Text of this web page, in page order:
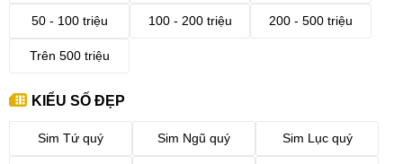
50 - 100 triệu 100 - 200 triệu 200 - 500 triệu
Trên 500 triệu
KIỂU SỐ ĐẸP
Sim Tứ quý Sim Ngũ quý Sim Lục quý